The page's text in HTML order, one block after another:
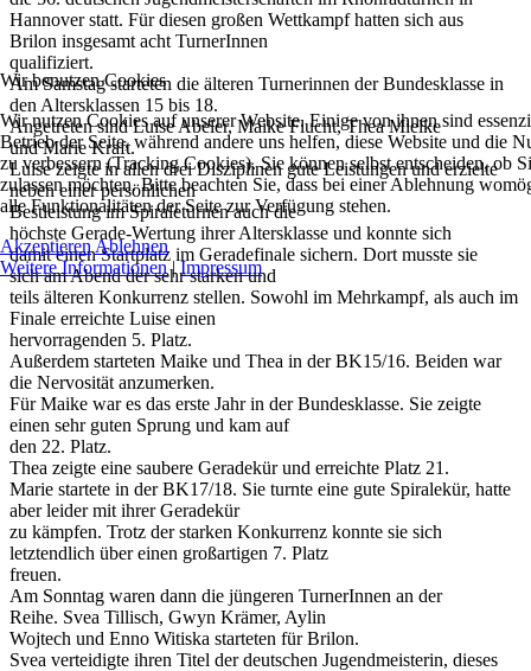
Hannover statt. Für diesen großen Wettkampf hatten sich aus
Brilon insgesamt acht TurnerInnen
qualifiziert.
Am Samstag starteten die älteren Turnerinnen der Bundesklasse in
den Altersklassen 15 bis 18.
Angetreten sind Luise Abeler, Maike Flucht, Thea Mielke
und Marie Kraft.
Luise zeigte in allen drei Disziplinen gute Leistungen und erzielte
neben einer persönlichen
Bestleistung im Spiraleturnen auch die
höchste Gerade-Wertung ihrer Altersklasse und konnte sich
damit einen Startplatz im Geradefinale sichern. Dort musste sie
sich am Abend der sehr starken und
teils älteren Konkurrenz stellen. Sowohl im Mehrkampf, als auch im
Finale erreichte Luise einen
hervorragenden 5. Platz.
Außerdem starteten Maike und Thea in der BK15/16. Beiden war
die Nervosität anzumerken.
Für Maike war es das erste Jahr in der Bundesklasse. Sie zeigte
einen sehr guten Sprung und kam auf
den 22. Platz.
Thea zeigte eine saubere Geradekür und erreichte Platz 21.
Marie startete in der BK17/18. Sie turnte eine gute Spiralekür, hatte
aber leider mit ihrer Geradekür
zu kämpfen. Trotz der starken Konkurrenz konnte sie sich
letztendlich über einen großartigen 7. Platz
freuen.
Am Sonntag waren dann die jüngeren TurnerInnen an der
Reihe. Svea Tillisch, Gwyn Krämer, Aylin
Wojtech und Enno Witiska starteten für Brilon.
Svea verteidigte ihren Titel der deutschen Jugendmeisterin, dieses
Wir benutzen Cookies
Wir nutzen Cookies auf unserer Website. Einige von ihnen sind
Betrieb der Seite, während andere uns helfen, diese Website und die
zu verbessern (Tracking Cookies). Sie können selbst entscheiden, ob
zulassen möchten. Bitte beachten Sie, dass bei einer Ablehnung
alle Funktionalitäten der Seite zur Verfügung stehen.
AkzeptierenAblehnen
Weitere Informationen|Impressum